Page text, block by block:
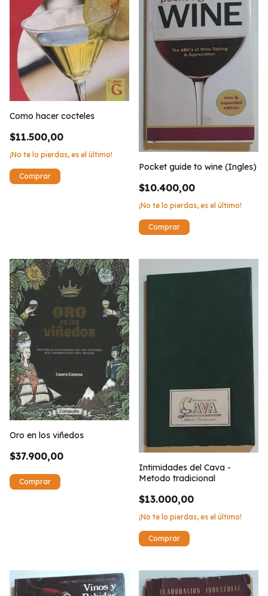
Como hacer cocteles
$11.500,00
¡No te lo pierdas, es el último!
Pocket guide to wine (Ingles)
$10.400,00
¡No te lo pierdas, es el último!
Oro en los viñedos
$37.900,00
Intimidades del Cava -
Metodo tradicional
$13.000,00
¡No te lo pierdas, es el último!